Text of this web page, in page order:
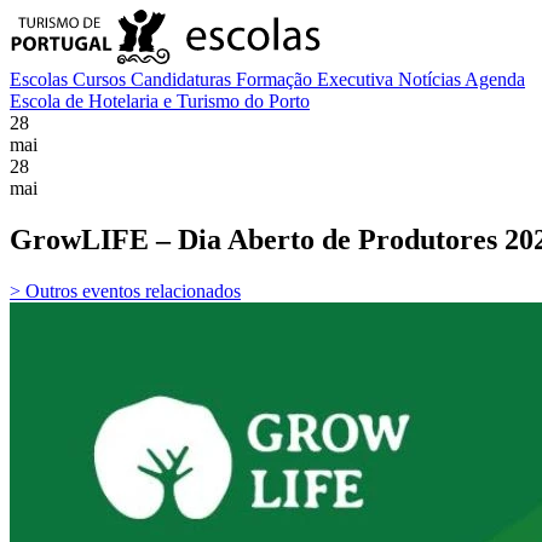
Escolas Cursos Candidaturas Formação Executiva Notícias Agenda
Escola de Hotelaria e Turismo do Porto
28
mai
28
mai
GrowLIFE – Dia Aberto de Produtores
> Outros eventos relacionados